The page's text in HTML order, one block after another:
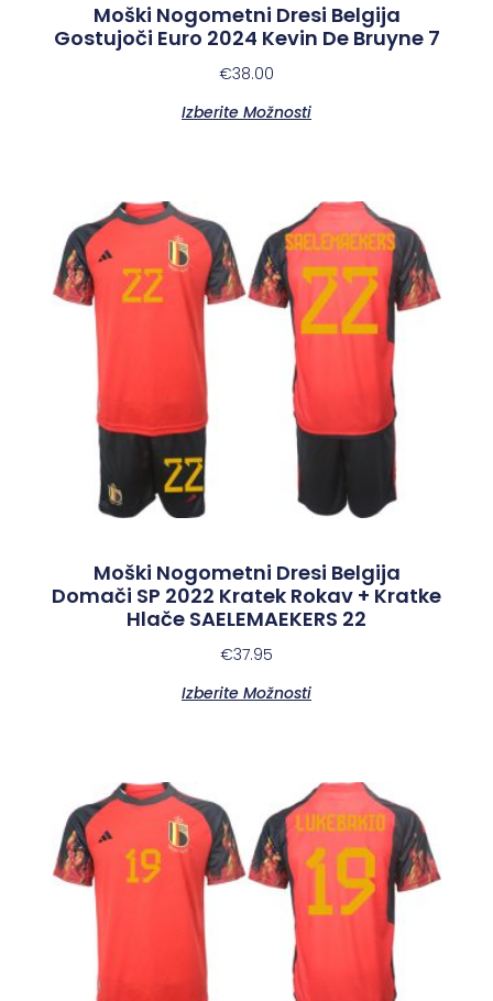
Moški Nogometni Dresi Belgija
Gostujoči Euro 2024 Kevin De Bruyne 7
€38.00
Izberite Možnosti
Moški Nogometni Dresi Belgija
Domači SP 2022 Kratek Rokav + Kratke
Hlače SAELEMAEKERS 22
€37.95
Izberite Možnosti